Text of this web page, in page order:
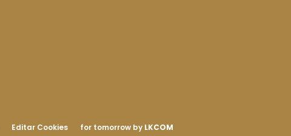
Editar Cookies for tomorrow by LKCOM